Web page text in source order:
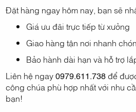
Đặt hàng ngay hôm nay, bạn sẽ
Giá ưu đãi trực tiếp từ xưởng
Giao hàng tận nơi nhanh
Bảo hành dài hạn và hỗ trợ
Liên hệ ngay0979.611.738 để
công chúa phù hợp nhất với nhu
bạn!